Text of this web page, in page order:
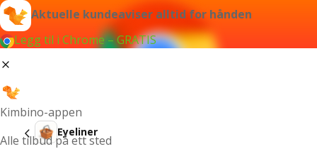
Aktuelle kundeaviser alltid for hånden
Legg til i Chrome – GRATIS
Kimbino-appen
Alle tilbud på ett sted
Eyeliner